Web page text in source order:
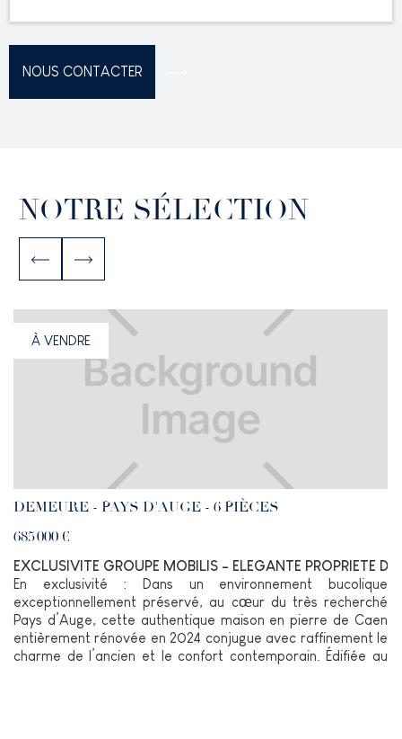
NOTRE SÉLECTION
À VENDRE
DEMEURE - PAYS D'AUGE - 6 PIÈCES
685 000 €
EXCLUSIVITE GROUPE MOBILIS - ELEGANTE PROPRIETE
En exclusivité : Dans un environnement bucolique
exceptionnellement préservé, au cœur du très recherché
Pays d’Auge, cette authentique maison en pierre de Caen
entièrement rénovée en 2024 conjugue avec raffinement le
charme de l’ancien et le confort contemporain. Édifiée au